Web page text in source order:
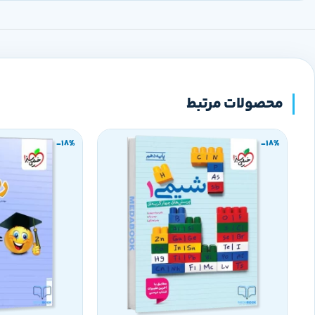
محصولات مرتبط
-18%
-18%